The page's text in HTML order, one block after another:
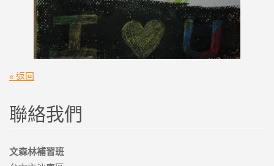
« 返回
聯絡我們
文森林補習班